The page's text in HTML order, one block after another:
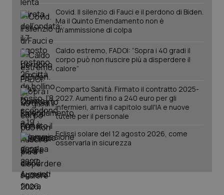
Covid. Il silenzio di Fauci e il perdono di Biden.
Ma il Quinto Emendamento non è
un’ammissione di colpa
Caldo estremo, FADOI: “Sopra i 40 gradi il
corpo può non riuscire più a disperdere il
calore”
Comparto Sanità. Firmato il contratto 2025-
2027. Aumenti fino a 240 euro per gli
infermieri, arriva il capitolo sull'IA e nuove
tutele per il personale
Eclissi solare del 12 agosto 2026, come
osservarla in sicurezza
PHPSESSID